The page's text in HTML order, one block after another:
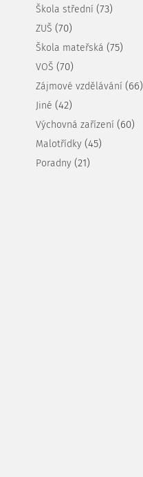
Škola střední (73)
ZUŠ (70)
Škola mateřská (75)
VOŠ (70)
Zájmové vzdělávání (66)
Jiné (42)
Výchovná zařízení (60)
Malotřídky (45)
Poradny (21)